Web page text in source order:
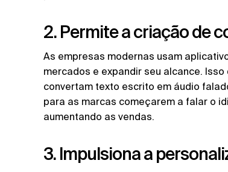
2. Permite a criação de
As empresas modernas usam
mercados e expandir seu alcance.
convertam texto escrito em áudio
para as marcas começarem a falar o
aumentando as vendas.
3. Impulsiona a